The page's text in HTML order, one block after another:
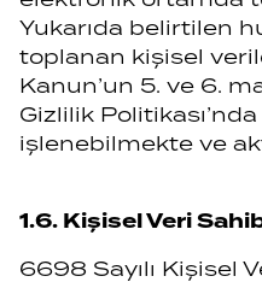
Yukarıda belirtilen
toplanan kişisel
Kanun’un 5. ve 6.
Gizlilik
işlenebilmekte ve
1.6. Kişisel Veri
6698 Sayılı Kişisel